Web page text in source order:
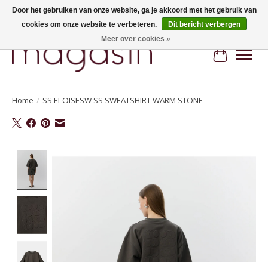
Hi, nice to meet you! Welcome to MAGASIN. Gratis verzending vanaf €100
Home / SS ELOISESW SS SWEATSHIRT WARM STONE
Door het gebruiken van onze website, ga je akkoord met het gebruik van
cookies om onze website te verbeteren.
Dit bericht verbergen
Meer over cookies »